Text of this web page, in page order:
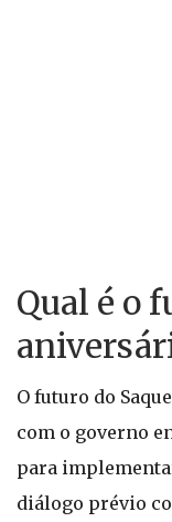
Qual é o
O futuro do
com o governo
para
diálogo prévio